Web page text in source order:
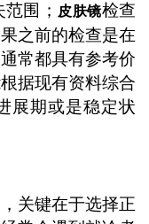
围； 皮肤镜检查
之前的检查是在
常都具有参考价
据现有资料综合
展期或是稳定状
关键在于选择正